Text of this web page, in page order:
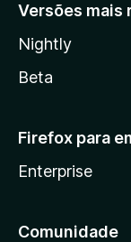
Versões mais
Nightly
Beta
Firefox para
Enterprise
Comunidade